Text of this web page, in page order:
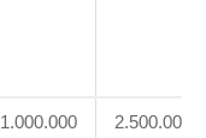
1.000.000 2.500.000